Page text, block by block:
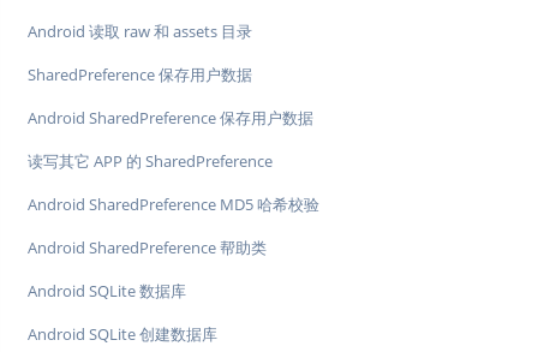
Android 读取 raw 和 assets 目录
SharedPreference 保存用户数据
Android SharedPreference 保存用户数据
读写其它 APP 的 SharedPreference
Android SharedPreference MD5 哈希校验
Android SharedPreference 帮助类
Android SQLite 数据库
Android SQLite 创建数据库